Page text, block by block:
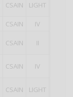
CSAIN LIGHT
CSAIN IV
CSAIN II
CSAIN IV
CSAIN LIGHT